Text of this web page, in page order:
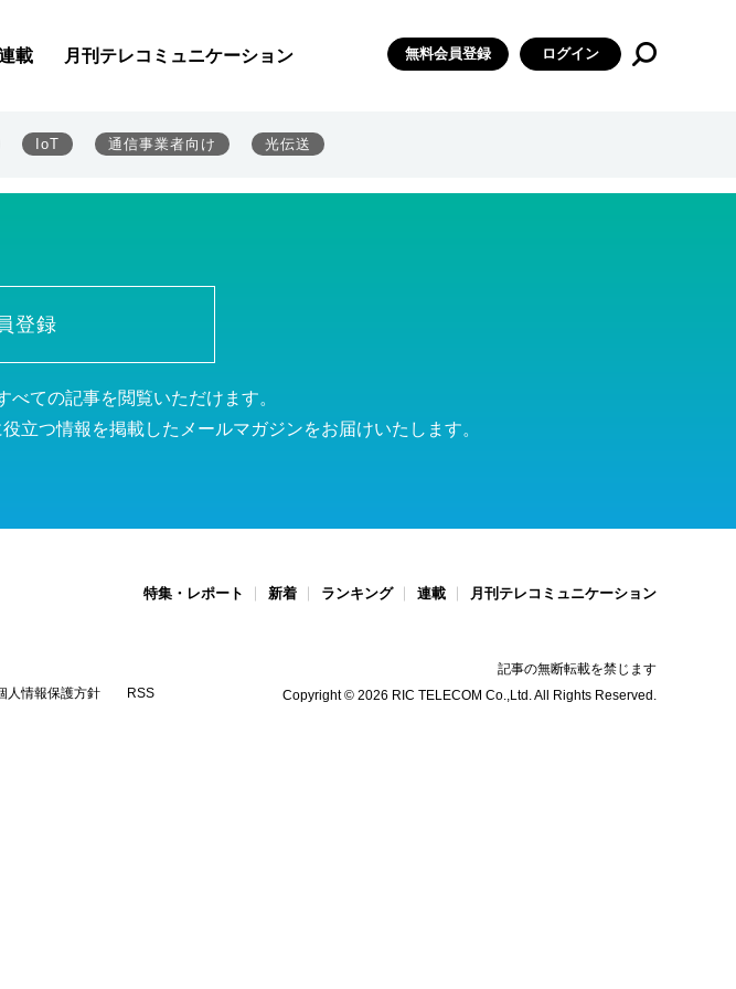
載 月刊テレコミュニケーション 無料会員登録 ログイン
IoT 通信事業者向け 光伝送
登録
ての記事を閲覧いただけます。
立つ情報を掲載したメールマガジンをお届けいたします。
特集・レポート 新着 ランキング 連載 月刊テレコミュニケーション
人情報保護方針 RSS
記事の無断転載を禁じます
Copyright © 2026 RIC TELECOM Co.,Ltd. All Rights Reserved.